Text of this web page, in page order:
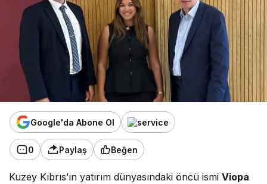
Google'da Abone Ol
0 Paylaş Beğen
Kuzey Kıbrıs’ın yatırım dünyasındaki öncü ismiViopa